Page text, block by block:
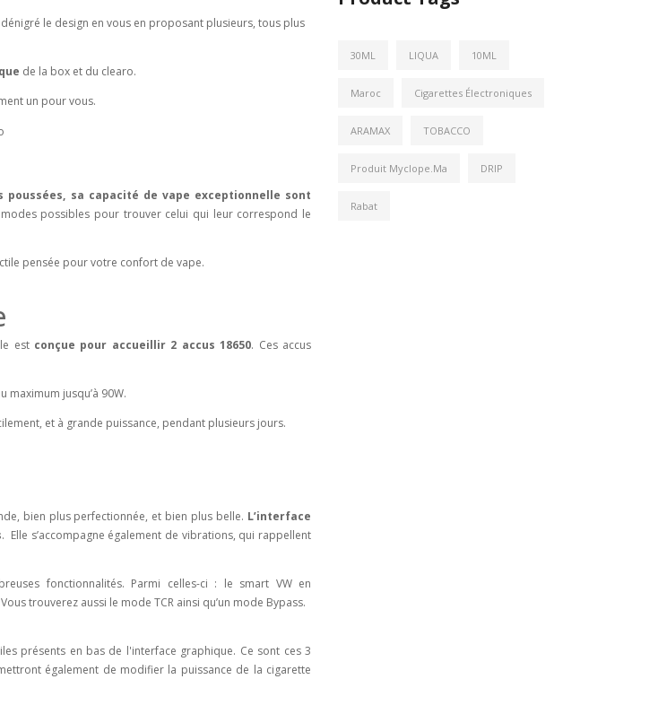
le design en vous en proposant plusieurs, tous plus
de la box et du clearo.
un pour vous.
poussées, sa capacité de vape exceptionnelle sont
possibles pour trouver celui qui leur correspond le
pensée pour votre confort de vape.
est conçue pour accueillir 2 accus 18650. Ces accus
maximum jusqu’à 90W.
et à grande puissance, pendant plusieurs jours.
bien plus perfectionnée, et bien plus belle. L’interface
. Elle s’accompagne également de vibrations, qui rappellent
fonctionnalités. Parmi celles-ci : le smart VW en
trouverez aussi le mode TCR ainsi qu’un mode Bypass.
présents en bas de l'interface graphique. Ce sont ces 3
également de modifier la puissance de la cigarette
30ML LIQUA 10ML
Maroc Cigarettes Électroniques
ARAMAX TOBACCO
Produit Myclope.ma DRIP
Rabat